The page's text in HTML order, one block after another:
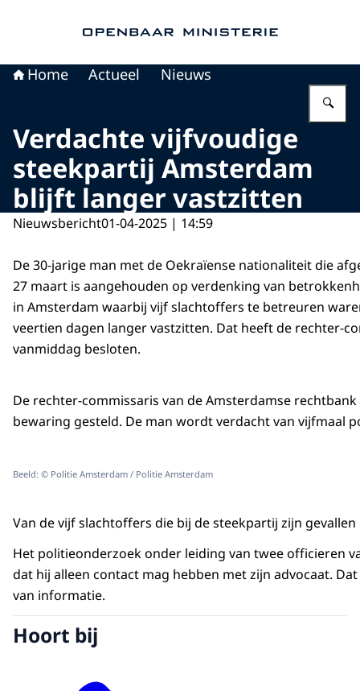
Home Actueel Nieuws
Verdachte vijfvoudige
steekpartij Amsterdam
blijft langer vastzitten
Nieuwsbericht01-04-2025 | 14:59
De 30-jarige man met de Oekraïense nationaliteit die
27 maart is aangehouden op verdenking van
in Amsterdam waarbij vijf slachtoffers te betreuren
veertien dagen langer vastzitten. Dat heeft de rechter-
vanmiddag besloten.
De rechter-commissaris van de Amsterdamse
bewaring gesteld. De man wordt verdacht van
Beeld: © Politie Amsterdam / Politie Amsterdam
Van de vijf slachtoffers die bij de steekpartij zijn
Het politieonderzoek onder leiding van twee officieren
dat hij alleen contact mag hebben met zijn advocaat.
van informatie.
Hoort bij